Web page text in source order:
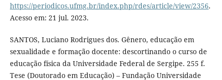
https://periodicos.ufmg.br/index.php/rdes/article/view/2356.
Acesso em: 21 jul. 2023.
SANTOS, Luciano Rodrigues dos. Gênero, educação em
sexualidade e formação docente: descortinando o curso de
educação física da Universidade Federal de Sergipe. 255 f.
Tese (Doutorado em Educação) – Fundação Universidade